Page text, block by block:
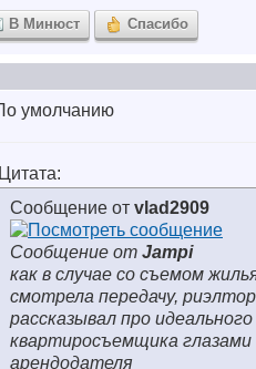
В Минюст Спасибо
Цитата:
Сообщение от vlad2909
Сообщение от Jampi
как в случае со съемом
смотрела передачу, риэлтор
рассказывал про идеального
квартиросъемщика глазами
арендодателя